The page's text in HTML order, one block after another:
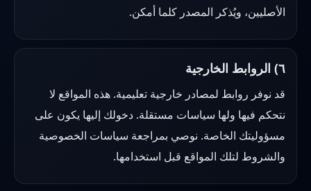
الأصليين، ويُذكر المصدر كلما أمكن.
٦) الروابط الخارجية
قد نوفر روابط لمصادر خارجية تعليمية. هذه المواقع لا
نتحكم فيها ولها سياسات مستقلة. دخولك إليها يكون على
مسؤوليتك الخاصة. نوصي بمراجعة سياسات الخصوصية
والشروط لتلك المواقع قبل استخدامها.